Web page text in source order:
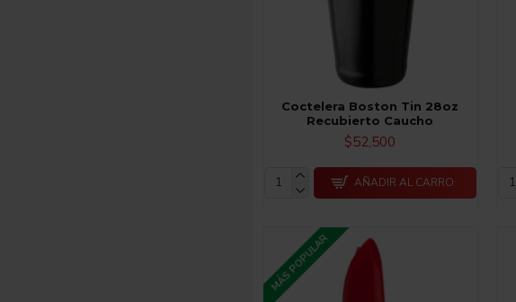
Coctelera Boston Tin 28oz
Recubierto Caucho
$52,500
AÑADIR AL CARRO
MÁS POPULAR